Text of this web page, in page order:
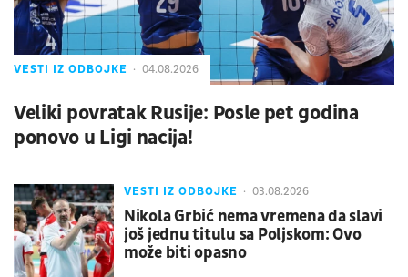
VESTI IZ ODBOJKE 04.08.2026
Veliki povratak Rusije: Posle pet godina
ponovo u Ligi nacija!
VESTI IZ ODBOJKE 03.08.2026
Nikola Grbić nema vremena da slavi
još jednu titulu sa Poljskom: Ovo
može biti opasno